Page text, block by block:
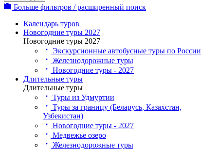
Больше фильтров / расширенный поиск
Календарь туров |
Новогодние туры 2027
Новогодние туры 2027
Экскурсионные автобусные туры по России
Железнодорожные туры
Новогодние туры - 2027
Длительные туры
Длительные туры
Туры из Удмуртии
Туры за границу (Беларусь, Казахстан,
Узбекистан)
Новогодние туры - 2027
Медвежье озеро
Железнодорожные туры